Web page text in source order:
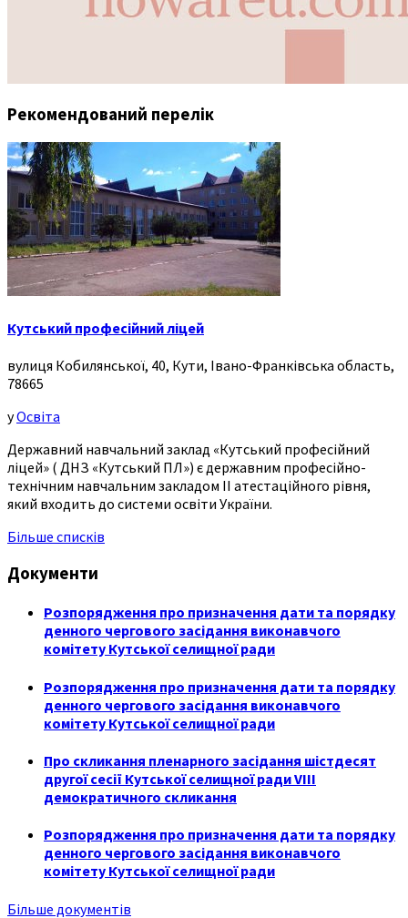
Рекомендований перелік
Кутський професійний ліцей
вулиця Кобилянської, 40, Кути, Івано-Франківська область,
78665
уОсвіта
Державний навчальний заклад «Кутський професійний
ліцей» ( ДНЗ «Кутський ПЛ») є державним професійно-
технічним навчальним закладом ІІ атестаційного рівня,
який входить до системи освіти України.
Більше списків
Документи
Розпорядження про призначення дати та порядку
денного чергового засідання виконавчого
комітету Кутської селищної ради
Розпорядження про призначення дати та порядку
денного чергового засідання виконавчого
комітету Кутської селищної ради
Про скликання пленарного засідання шістдесят
другої сесії Кутської селищної ради VIII
демократичного скликання
Розпорядження про призначення дати та порядку
денного чергового засідання виконавчого
комітету Кутської селищної ради
Більше документів